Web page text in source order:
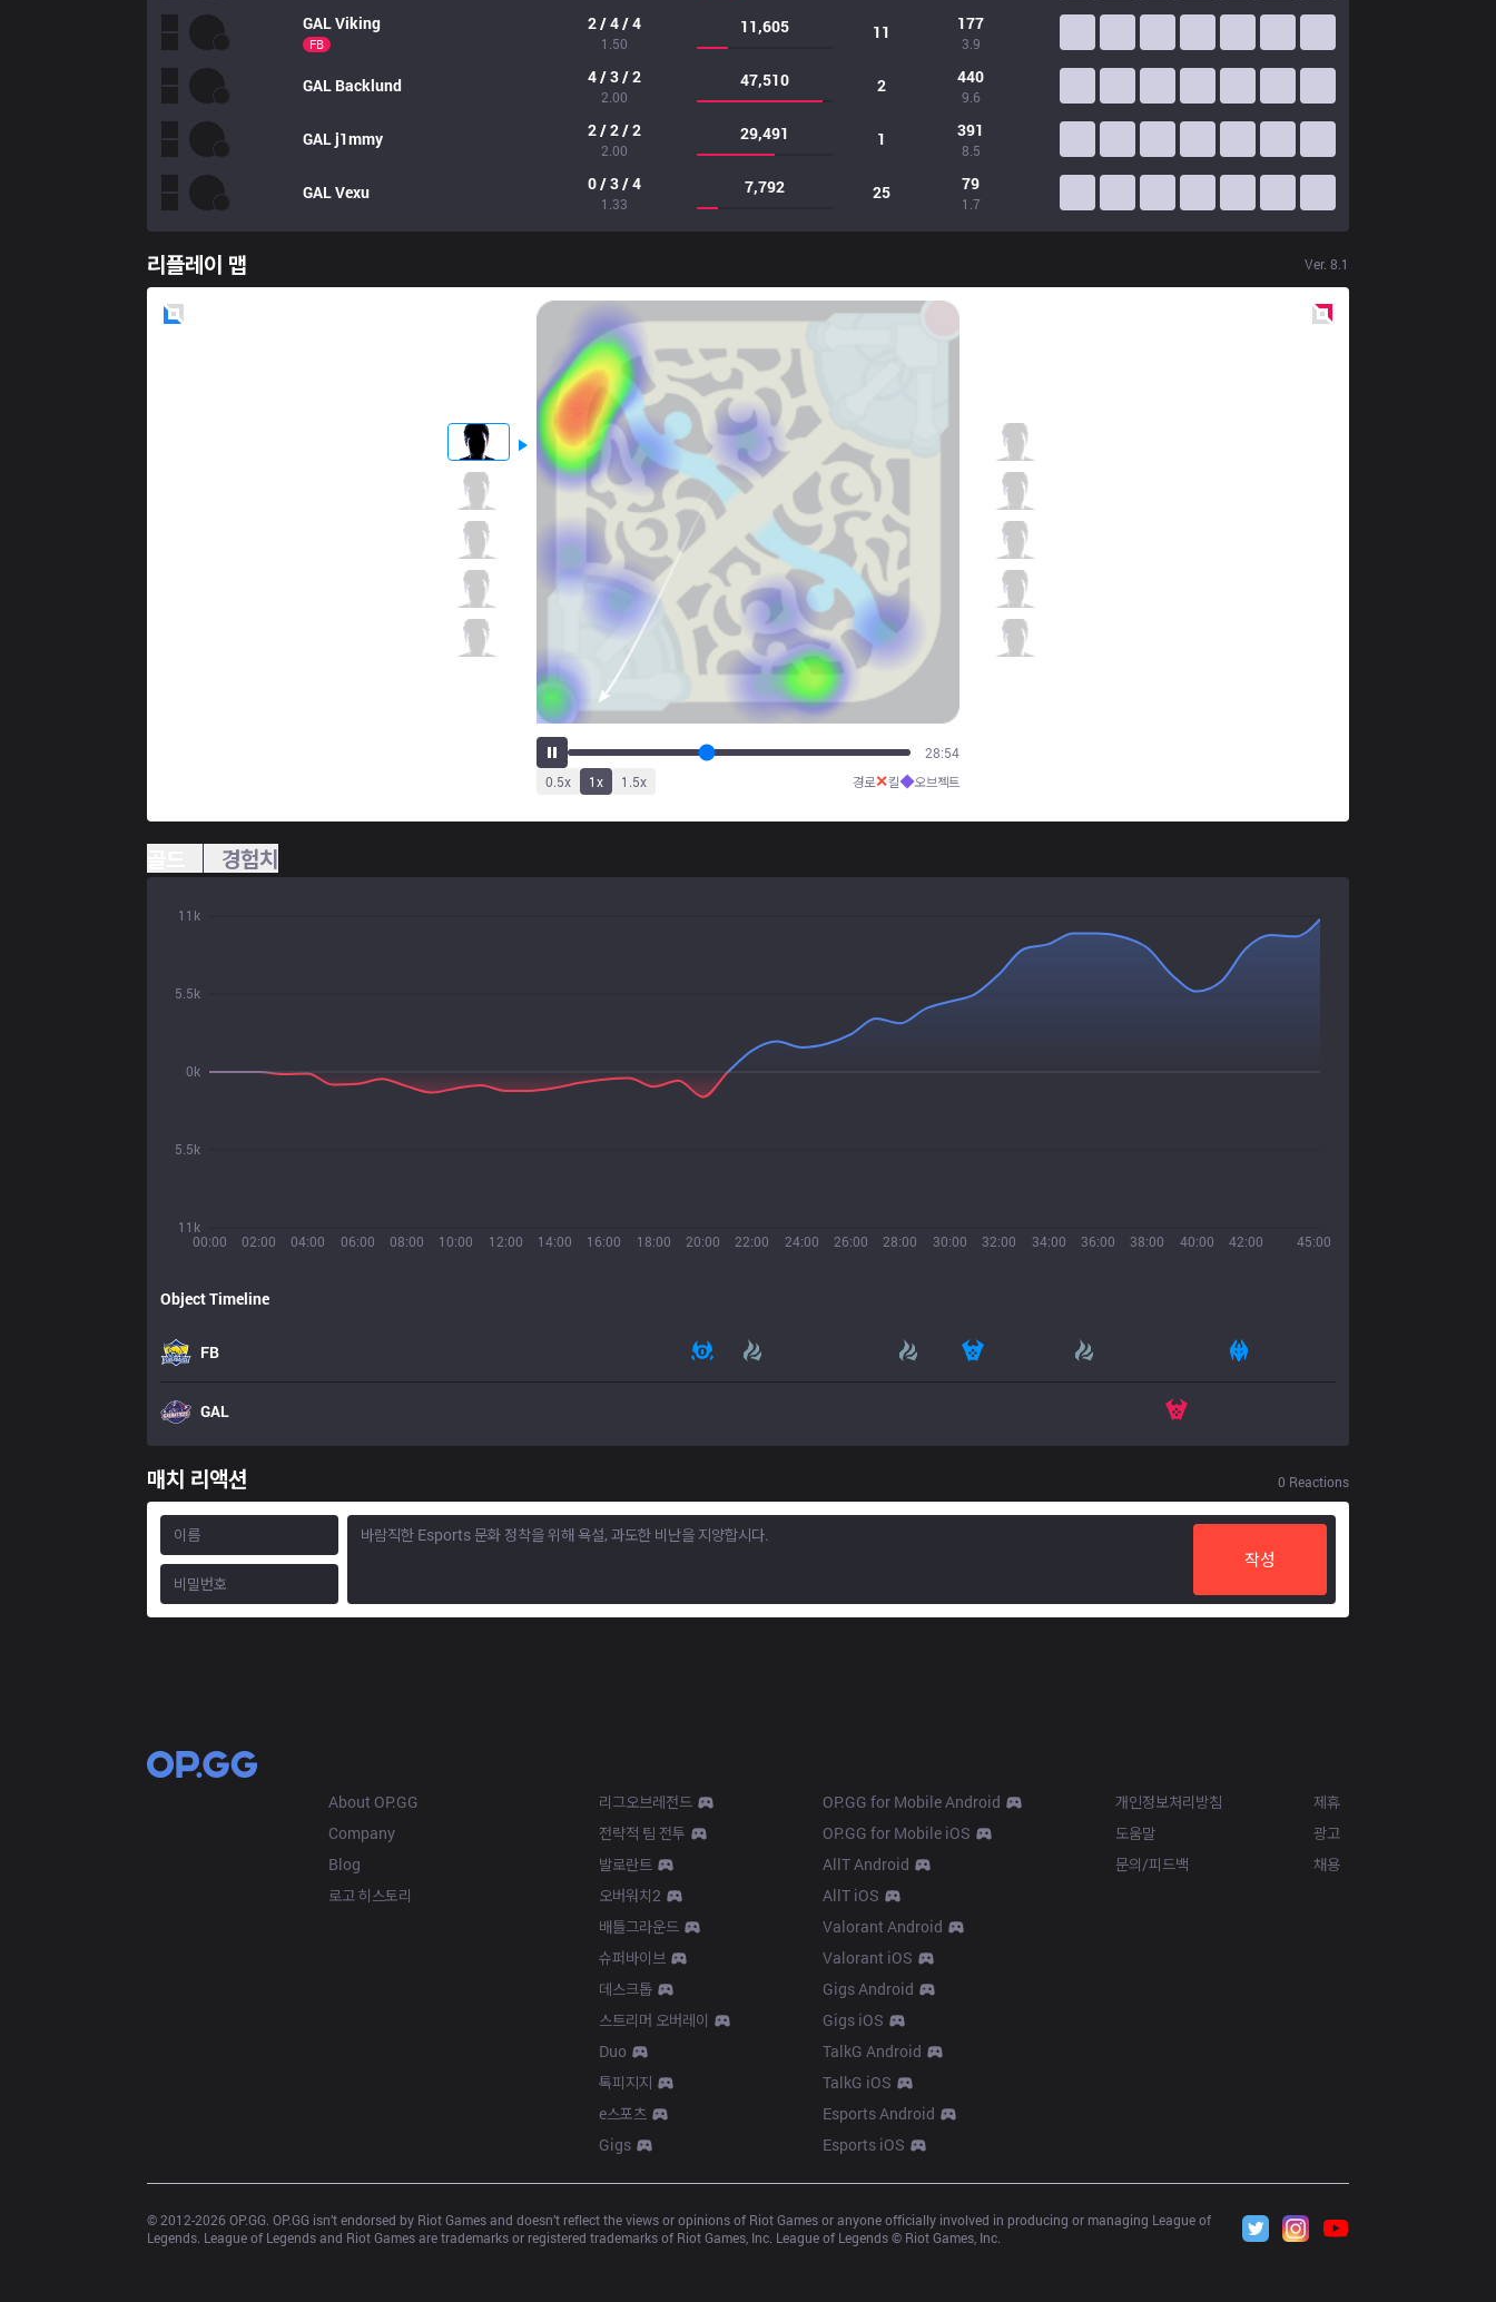
GALViking
FB
2 / 4 / 4
1.50
11,605 11 177
3.9
GAL Backlund 4 / 3 / 2
2.00
47,510 2 440
9.6
GALj1mmy 2 / 2 / 2
2.00
29,491 1 391
8.5
GALVexu 0 / 3 / 4
1.33
7,792 25 79
1.7
리플레이 맵 Ver. 8.1
35:22
0.5x 1x 1.5x 경로✕킬◆오브젝트
경험치
00:00 02:00 04:00 06:00 08:00 10:00 12:00 14:00 16:00 18:00 20:00 22:00 24:00 26:00 28:00 30:00 32:00 34:00 36:00 38:00 40:00 42:00 45:00
11k
5.5k
0k
5.5k
11k
Object Timeline
FB
GAL
매치 리액션 0 Reactions
작성
About OP.GG
Company
Blog
로고 히스토리
리그오브레전드
전략적 팀 전투
발로란트
오버워치2
배틀그라운드
슈퍼바이브
데스크톱
스트리머 오버레이
Duo
톡피지지
e스포츠
Gigs
OP.GG for Mobile Android
OP.GG for Mobile iOS
AllT Android
AllT iOS
Valorant Android
Valorant iOS
Gigs Android
Gigs iOS
TalkG Android
TalkG iOS
Esports Android
Esports iOS
개인정보처리방침
도움말
문의/피드백
제휴
광고
채용
© 2012-2026 OP.GG. OP.GG isn’t endorsed by Riot Games and doesn’t reflect the views or opinions of Riot Games or anyone officially involved in producing or managing League of
Legends. League of Legends and Riot Games are trademarks or registered trademarks of Riot Games, Inc. League of Legends © Riot Games, Inc.